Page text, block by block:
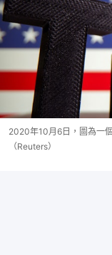
2020年10月6日，圖為一
（Reuters）